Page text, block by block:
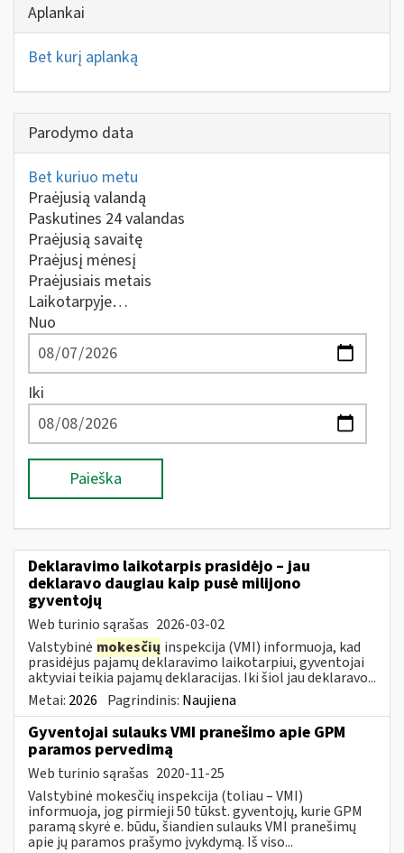
Aplankai
Bet kurį aplanką
Parodymo data
Bet kuriuo metu
Praėjusią valandą
Paskutines 24 valandas
Praėjusią savaitę
Praėjusį mėnesį
Praėjusiais metais
Laikotarpyje…
Nuo
Iki
Paieška
Deklaravimo laikotarpis prasidėjo – jau
deklaravo daugiau kaip pusė milijono
gyventojų
Web turinio sąrašas 2026-03-02
Valstybinė mokesčių inspekcija (VMI) informuoja, kad
prasidėjus pajamų deklaravimo laikotarpiui, gyventojai
aktyviai teikia pajamų deklaracijas. Iki šiol jau deklaravo...
Metai: 2026 Pagrindinis: Naujiena
Gyventojai sulauks VMI pranešimo apie GPM
paramos pervedimą
Web turinio sąrašas 2020-11-25
Valstybinė mokesčių inspekcija (toliau – VMI)
informuoja, jog pirmieji 50 tūkst. gyventojų, kurie GPM
paramą skyrė e. būdu, šiandien sulauks VMI pranešimų
apie jų paramos prašymo įvykdymą. Iš viso...